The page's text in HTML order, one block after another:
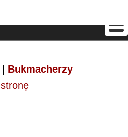
Bukmacherzy
stronę